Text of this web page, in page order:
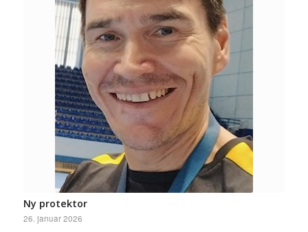
Ny protektor
26. januar 2026